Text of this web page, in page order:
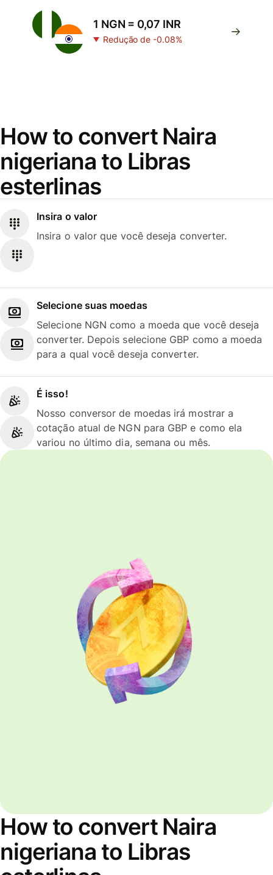
1 NGN = 0,07 INR
Redução de -0.08%
How to convert Naira
nigeriana to Libras
esterlinas
Insira o valor
Insira o valor que você deseja converter.
Selecione suas moedas
Selecione NGN como a moeda que você deseja
converter. Depois selecione GBP como a moeda
para a qual você deseja converter.
É isso!
Nosso conversor de moedas irá mostrar a
cotação atual de NGN para GBP e como ela
variou no último dia, semana ou mês.
How to convert Naira
nigeriana to Libras